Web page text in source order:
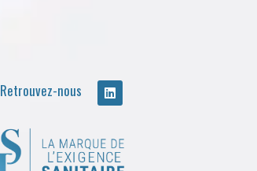
Retrouvez-nous